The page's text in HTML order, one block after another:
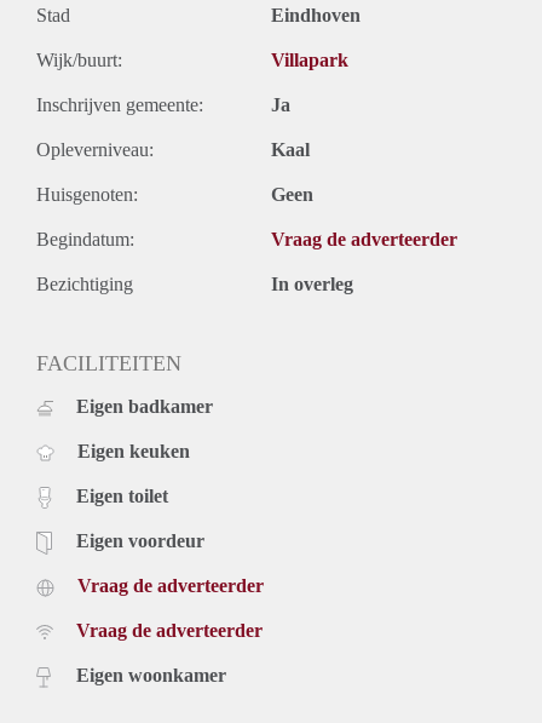
Stad Eindhoven
Wijk/buurt: Villapark
Inschrijven gemeente: Ja
Opleverniveau: Kaal
Huisgenoten: Geen
Begindatum: Vraag de adverteerder
Bezichtiging In overleg
FACILITEITEN
Eigen badkamer
Eigen keuken
Eigen toilet
Eigen voordeur
Vraag de adverteerder
Vraag de adverteerder
Eigen woonkamer